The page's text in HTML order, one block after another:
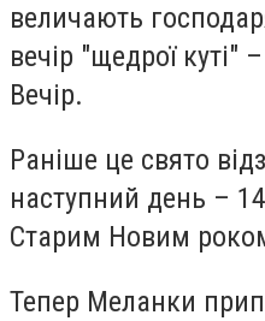
величають
вечір "щедрої куті"
Вечір.
Раніше це свято
наступний день –
Старим Новим
Тепер Меланки